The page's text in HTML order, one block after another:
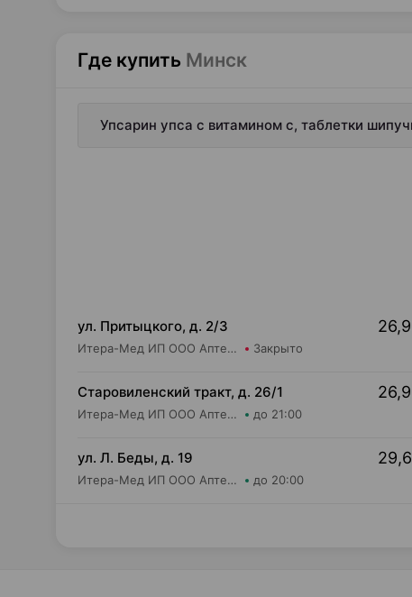
Где купить Минск
Упсарин упса с витамином c, таблетки
ул. Притыцкого, д. 2/3
Итера-Мед ИП ООО Аптека №10 Закрыто
Старовиленский тракт, д. 26/1
Итера-Мед ИП ООО Аптека №3 до 21:00
ул. Л. Беды, д. 19
Итера-Мед ИП ООО Аптека №2 до 20:00